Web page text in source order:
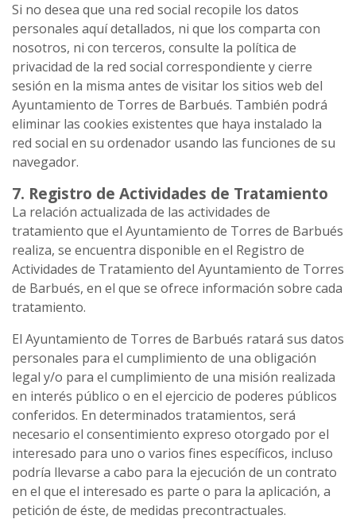
Si no desea que una red social recopile los datos
personales aquí detallados, ni que los comparta con
nosotros, ni con terceros, consulte la política de
privacidad de la red social correspondiente y cierre
sesión en la misma antes de visitar los sitios web del
Ayuntamiento de Torres de Barbués. También podrá
eliminar las cookies existentes que haya instalado la
red social en su ordenador usando las funciones de su
navegador.
7. Registro de Actividades de Tratamiento
La relación actualizada de las actividades de
tratamiento que el Ayuntamiento de Torres de Barbués
realiza, se encuentra disponible en el Registro de
Actividades de Tratamiento del Ayuntamiento de Torres
de Barbués, en el que se ofrece información sobre cada
tratamiento.
El Ayuntamiento de Torres de Barbués ratará sus datos
personales para el cumplimiento de una obligación
legal y/o para el cumplimiento de una misión realizada
en interés público o en el ejercicio de poderes públicos
conferidos. En determinados tratamientos, será
necesario el consentimiento expreso otorgado por el
interesado para uno o varios fines específicos, incluso
podría llevarse a cabo para la ejecución de un contrato
en el que el interesado es parte o para la aplicación, a
petición de éste, de medidas precontractuales.